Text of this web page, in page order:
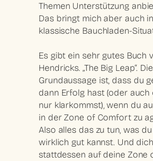
Themen Unterstützung
Das bringt mich aber auch
klassische Bauchladen-
Es gibt ein sehr gutes Buch
Hendricks. „The Big Leap“. Die
Grundaussage ist, dass du
dann Erfolg hast (oder auch
nur klarkommst), wenn du
in der Zone of Comfort zu
Also alles das zu tun, was du
wirklich gut kannst. Und dich
stattdessen auf deine Zone